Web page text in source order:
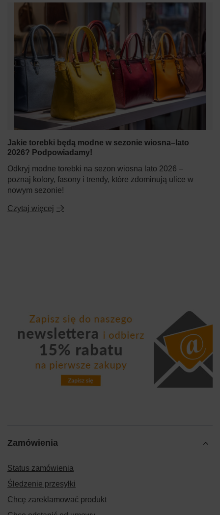
Jakie torebki będą modne w sezonie wiosna–lato
2026? Podpowiadamy!
Odkryj modne torebki na sezon wiosna lato 2026 –
poznaj kolory, fasony i trendy, które zdominują ulice w
nowym sezonie!
Czytaj więcej
Zamówienia
Status zamówienia
Śledzenie przesyłki
Chcę zareklamować produkt